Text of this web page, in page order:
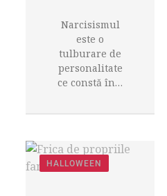
Narcisismul
este o
tulburare de
personalitate
ce constă în…
HALLOWEEN